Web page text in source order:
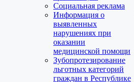
Социальная реклама
Информация о
выявленных
нарушениях при
оказании
медицинской помощи
Зубопротезирование
льготных категорий
граждан в Республике